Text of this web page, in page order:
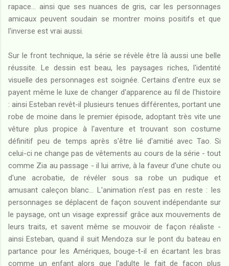
rapace... ainsi que ses nuances de gris, car les personnages
amicaux peuvent soudain se montrer moins positifs et que
l'inverse est vrai aussi.
Sur le front technique, la série se révèle être là aussi une belle
réussite. Le dessin est beau, les paysages riches, l'identité
visuelle des personnages est soignée. Certains d'entre eux se
payent même le luxe de changer d'apparence au fil de l'histoire
: ainsi Esteban revêt-il plusieurs tenues différentes, portant une
robe de moine dans le premier épisode, adoptant très vite une
vêture plus propice à l'aventure et trouvant son costume
définitif peu de temps après s'être lié d'amitié avec Tao. Si
celui-ci ne change pas de vêtements au cours de la série - tout
comme Zia au passage - il lui arrive, à la faveur d'une chute ou
d'une acrobatie, de révéler sous sa robe un pudique et
amusant caleçon blanc... L'animation n'est pas en reste : les
personnages se déplacent de façon souvent indépendante sur
le paysage, ont un visage expressif grâce aux mouvements de
leurs traits, et savent même se mouvoir de façon réaliste -
ainsi Esteban, quand il suit Mendoza sur le pont du bateau en
partance pour les Amériques, bouge-t-il en écartant les bras
comme un enfant alors que l'adulte le fait de façon plus